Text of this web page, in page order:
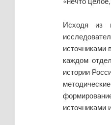
Исходя из
источниками
каждом
истории
источниками